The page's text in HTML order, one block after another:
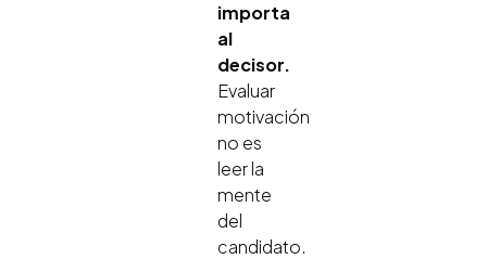
importa
al
decisor.
Evaluar
motivación
no es
leer la
mente
del
candidato.